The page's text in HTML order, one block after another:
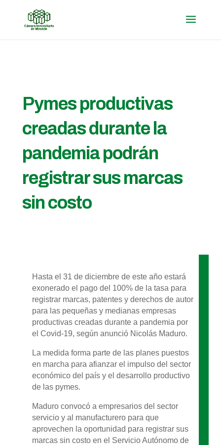
Pymes productivas
creadas durante la
pandemia podrán
registrar sus marcas
sin costo
Hasta el 31 de diciembre de este año estará
exonerado el pago del 100% de la tasa para
registrar marcas, patentes y derechos de autor
para las pequeñas y medianas empresas
productivas creadas durante a pandemia por
el Covid-19, según anunció Nicolás Maduro.
La medida forma parte de las planes puestos
en marcha para afianzar el impulso del sector
económico del país y el desarrollo productivo
de las pymes.
Maduro convocó a empresarios del sector
servicio y al manufacturero para que
aprovechen la oportunidad para registrar sus
marcas sin costo en el Servicio Autónomo de